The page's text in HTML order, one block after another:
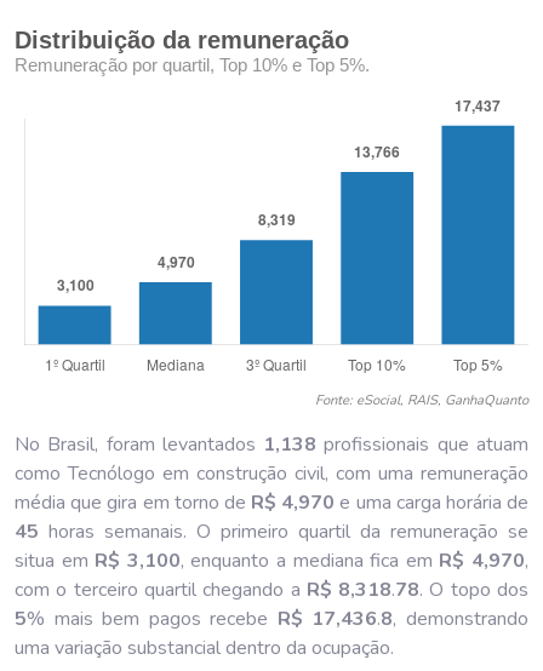
Distribuição da remuneração
Remuneração por quartil, Top 10% e Top 5%.
Fonte: eSocial, RAIS, GanhaQuanto
No Brasil, foram levantados 1,138 profissionais que atuam
como Tecnólogo em construção civil, com uma remuneração
média que gira em torno de R$ 4,970 e uma carga horária de
45 horas semanais. O primeiro quartil da remuneração se
situa em R$ 3,100, enquanto a mediana fica em R$ 4,970,
com o terceiro quartil chegando a R$ 8,318.78. O topo dos
5% mais bem pagos recebe R$ 17,436.8, demonstrando
uma variação substancial dentro da ocupação.